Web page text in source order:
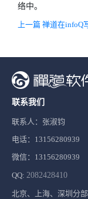
络中。
联系我们
联系人：张淑钧
电话：13156280939
微信：13156280939
QQ: 2082428410
北京、上海、深圳分部